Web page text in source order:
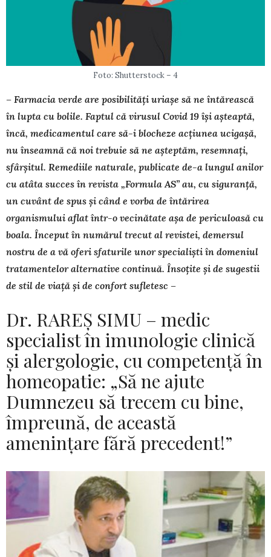
Foto: Shutterstock – 4
– Farmacia verde are posibilități uriașe să ne întărească
în lupta cu bolile. Faptul că virusul Covid 19 își așteaptă,
încă, medicamentul care să-i blo­cheze acțiunea ucigașă,
nu înseamnă că noi trebuie să ne așteptăm, resem­nați,
sfârșitul. Remediile naturale, publicate de-a lungul anilor
cu atâta suc­ces în revista „Formula AS” au, cu siguranță,
un cuvânt de spus și când e vorba de întărirea
organismului aflat într-o vecinătate așa de periculoasă cu
boala. Început în numărul trecut al revistei, demersul
nostru de a vă oferi sfaturile unor specialiști în domeniul
tratamentelor alternative continuă. Însoțite și de sugestii
de stil de viață și de confort sufletesc –
Dr. RAREȘ SIMU – medic
specialist în imunologie clinică
și alergologie, cu competență în
homeopatie: „Să ne ajute
Dumnezeu să trecem cu bine,
împreună, de această
amenințare fără precedent!”